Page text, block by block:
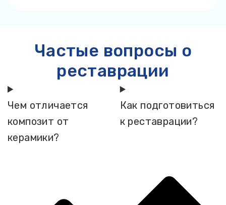
Частые вопросы о
реставрации
Чем отличается
композит от
керамики?
Как подготовиться
к реставрации?